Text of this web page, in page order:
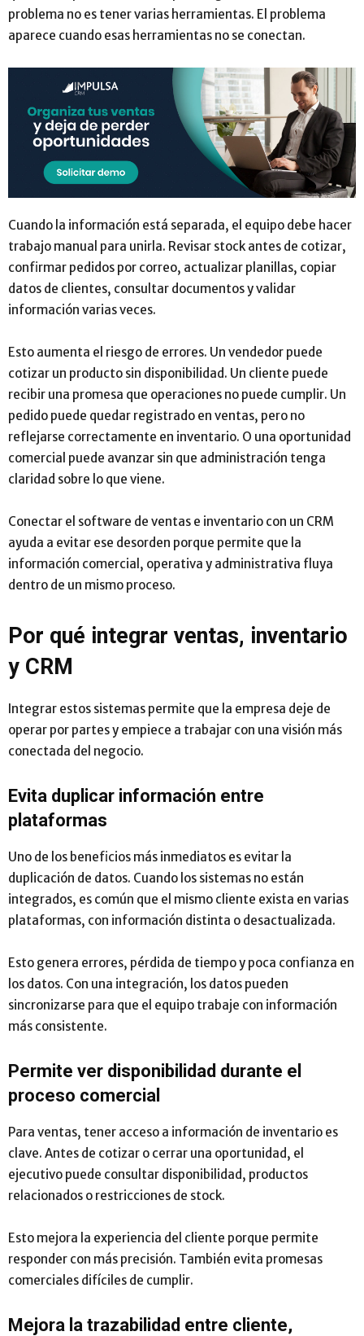
problema no es tener varias herramientas. El problema
aparece cuando esas herramientas no se conectan.
Cuando la información está separada, el equipo debe hacer
trabajo manual para unirla. Revisar stock antes de cotizar,
confirmar pedidos por correo, actualizar planillas, copiar
datos de clientes, consultar documentos y validar
información varias veces.
Esto aumenta el riesgo de errores. Un vendedor puede
cotizar un producto sin disponibilidad. Un cliente puede
recibir una promesa que operaciones no puede cumplir. Un
pedido puede quedar registrado en ventas, pero no
reflejarse correctamente en inventario. O una oportunidad
comercial puede avanzar sin que administración tenga
claridad sobre lo que viene.
Conectar el software de ventas e inventario con un CRM
ayuda a evitar ese desorden porque permite que la
información comercial, operativa y administrativa fluya
dentro de un mismo proceso.
Por qué integrar ventas, inventario
y CRM
Integrar estos sistemas permite que la empresa deje de
operar por partes y empiece a trabajar con una visión más
conectada del negocio.
Evita duplicar información entre
plataformas
Uno de los beneficios más inmediatos es evitar la
duplicación de datos. Cuando los sistemas no están
integrados, es común que el mismo cliente exista en varias
plataformas, con información distinta o desactualizada.
Esto genera errores, pérdida de tiempo y poca confianza en
los datos. Con una integración, los datos pueden
sincronizarse para que el equipo trabaje con información
más consistente.
Permite ver disponibilidad durante el
proceso comercial
Para ventas, tener acceso a información de inventario es
clave. Antes de cotizar o cerrar una oportunidad, el
ejecutivo puede consultar disponibilidad, productos
relacionados o restricciones de stock.
Esto mejora la experiencia del cliente porque permite
responder con más precisión. También evita promesas
comerciales difíciles de cumplir.
Mejora la trazabilidad entre cliente,